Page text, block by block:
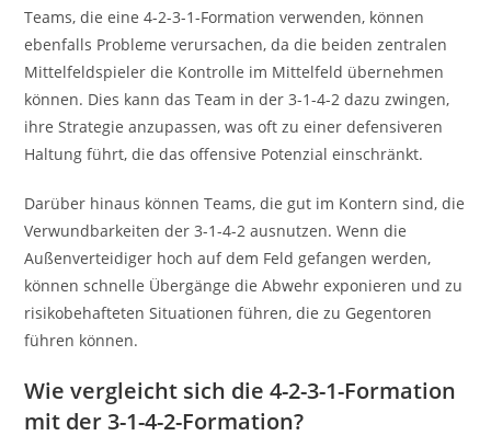
Teams, die eine 4-2-3-1-Formation verwenden, können
ebenfalls Probleme verursachen, da die beiden zentralen
Mittelfeldspieler die Kontrolle im Mittelfeld übernehmen
können. Dies kann das Team in der 3-1-4-2 dazu zwingen,
ihre Strategie anzupassen, was oft zu einer defensiveren
Haltung führt, die das offensive Potenzial einschränkt.
Darüber hinaus können Teams, die gut im Kontern sind, die
Verwundbarkeiten der 3-1-4-2 ausnutzen. Wenn die
Außenverteidiger hoch auf dem Feld gefangen werden,
können schnelle Übergänge die Abwehr exponieren und zu
risikobehafteten Situationen führen, die zu Gegentoren
führen können.
Wie vergleicht sich die 4-2-3-1-Formation
mit der 3-1-4-2-Formation?